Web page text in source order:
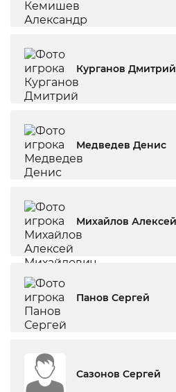
Курганов Дмитрий
Медведев Денис
Панов Сергей
Сазонов Сергей